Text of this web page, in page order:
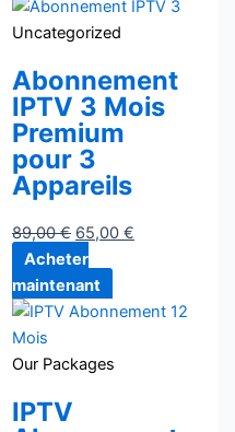
Uncategorized
Abonnement
IPTV 3 Mois
Premium
pour 3
Appareils
89,00€ 65,00 €
Acheter
maintenant
Our Packages
IPTV